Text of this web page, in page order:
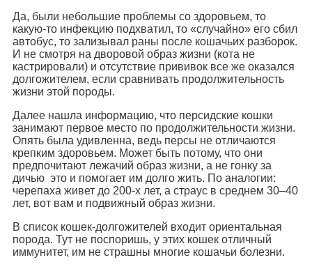
Да, были небольшие проблемы со здоровьем, то
какую-то инфекцию подхватил, то «случайно» его сбил
автобус, то зализывал раны после кошачьих разборок.
И не смотря на дворовой образ жизни (кота не
кастрировали) и отсутствие прививок все же оказался
долгожителем, если сравнивать продолжительность
жизни этой породы.
Далее нашла информацию, что персидские кошки
занимают первое место по продолжительности жизни.
Опять была удивленна, ведь персы не отличаются
крепким здоровьем. Может быть потому, что они
предпочитают лежачий образ жизни, а не гонку за
дичью это и помогает им долго жить. По аналогии:
черепаха живет до 200-х лет, а страус в среднем 30–40
лет, вот вам и подвижный образ жизни.
В список кошек-долгожителей входит ориентальная
порода. Тут не поспоришь, у этих кошек отличный
иммунитет, им не страшны многие кошачьи болезни.